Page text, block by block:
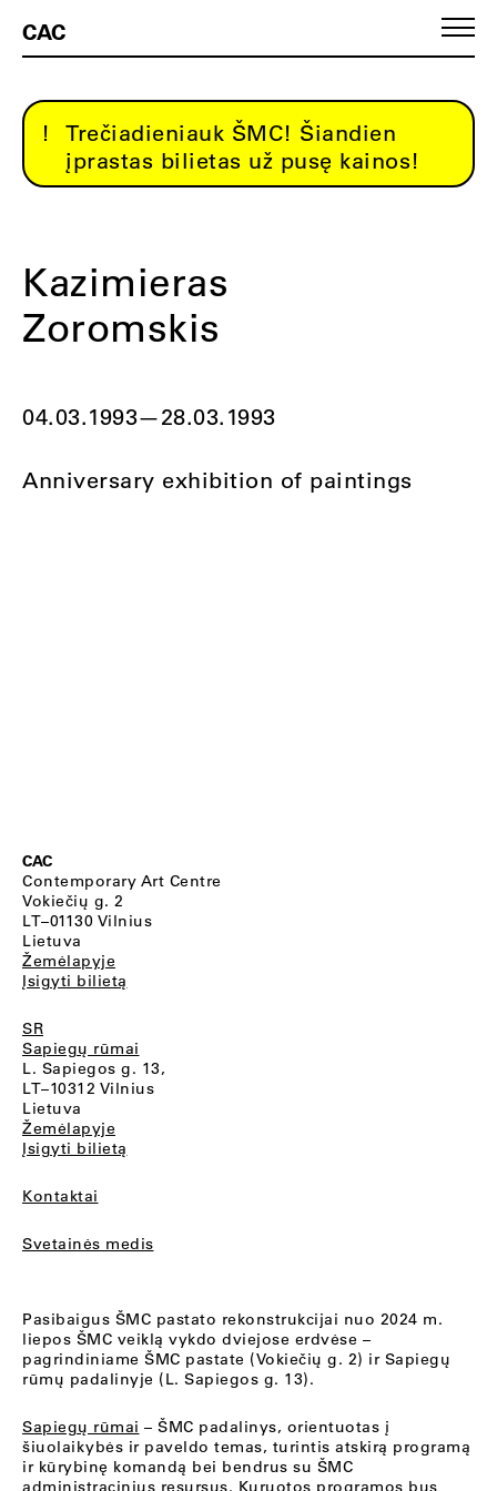
CAC
Trečiadieniauk ŠMC! Šiandien
įprastas bilietas už pusę kainos!
Kazimieras
Zoromskis
04.03.1993—28.03.1993
Anniversary exhibition of paintings
CAC
Contemporary Art Centre
Vokiečių g. 2
LT–01130 Vilnius
Lietuva
Žemėlapyje
Įsigyti bilietą
SR
Sapiegų rūmai
L. Sapiegos g. 13,
LT–10312 Vilnius
Lietuva
Žemėlapyje
Įsigyti bilietą
Kontaktai
Svetainės medis
Pasibaigus ŠMC pastato rekonstrukcijai nuo 2024 m.
liepos ŠMC veiklą vykdo dviejose erdvėse –
pagrindiniame ŠMC pastate (Vokiečių g. 2) ir Sapiegų
rūmų padalinyje (L. Sapiegos g. 13).
Sapiegų rūmai – ŠMC padalinys, orientuotas į
šiuolaikybės ir paveldo temas, turintis atskirą programą
ir kūrybinę komandą bei bendrus su ŠMC
administracinius resursus. Kuruotos programos bus